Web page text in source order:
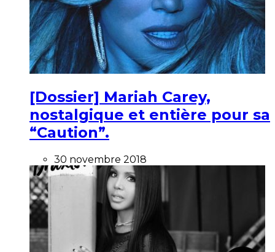
[Dossier] Mariah Carey,
nostalgique et entière pour sa
“Caution”.
30 novembre 2018